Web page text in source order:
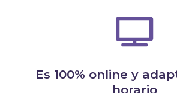
Es 100% online y
horario